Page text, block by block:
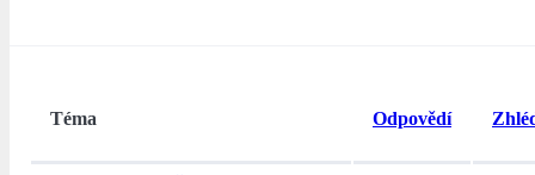
Téma Odpovědí